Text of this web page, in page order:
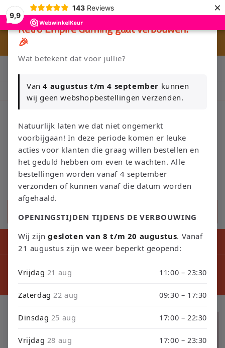
9,9
143 Reviews ×
Meteen
naar de
content
Klik Hier en Verkoop je Game of TCG collectie aan Retro Empire
Nieuw: zoek je Magic-deck automatisch op in onze voorraad.
Winkelwagen
Kortingscode tijdens ons verbouwing10% Korting op Games en
Consoles : Verbouwing2026
⚠️ PLEASE NOTE: Orders placed from August 4 through
September 3 will be shipped on September 4 due to our
direct naar
Retro Empire Gaming gaat verbouwen!
🎉
Wat betekent dat voor jullie?
Van4 augustus t/m 4 september kunnen
wij geen webshopbestellingen verzenden.
Natuurlijk laten we dat niet ongemerkt
voorbijgaan! In deze periode komen er leuke
acties voor klanten die graag willen bestellen en
het geduld hebben om even te wachten. Alle
bestellingen worden vanaf 4 september
verzonden of kunnen vanaf die datum worden
afgehaald.
OPENINGSTIJDEN TIJDENS DE VERBOUWING
Wij zijngesloten van 8 t/m 20 augustus. Vanaf
21 augustus zijn we weer beperkt geopend:
Vrijdag 21 aug 11:00 – 23:30
Zaterdag22 aug 09:30 – 17:30
Dinsdag 25 aug 17:00 – 22:30
Vrijdag 28 aug 17:00 – 23:30